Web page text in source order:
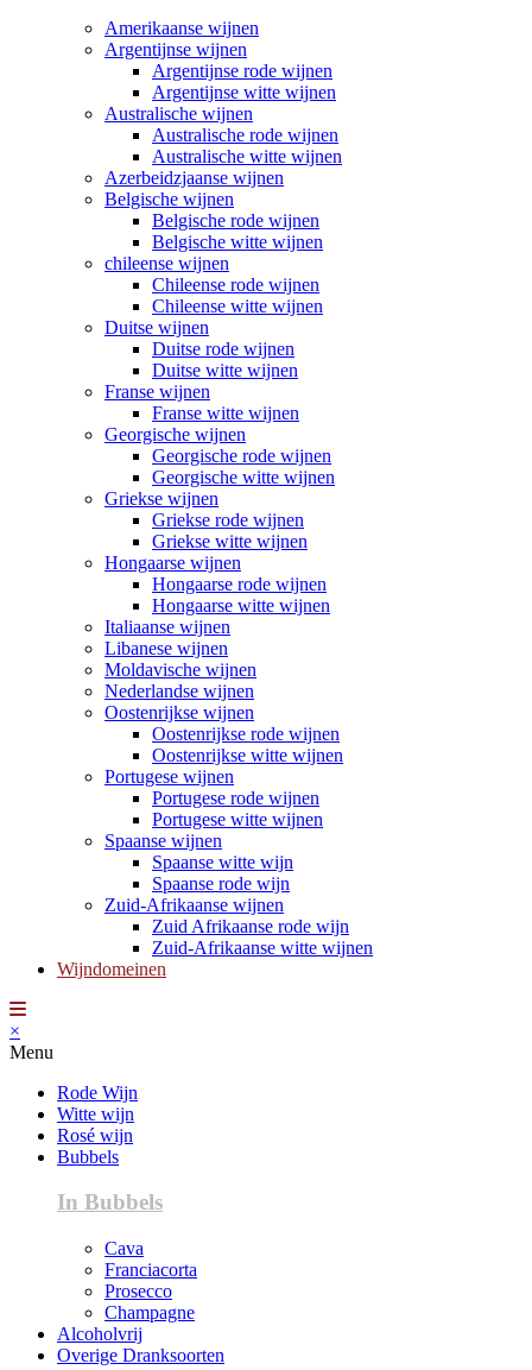
Amerikaanse wijnen
Argentijnse wijnen
Argentijnse rode wijnen
Argentijnse witte wijnen
Australische wijnen
Australische rode wijnen
Australische witte wijnen
Azerbeidzjaanse wijnen
Belgische wijnen
Belgische rode wijnen
Belgische witte wijnen
chileense wijnen
Chileense rode wijnen
Chileense witte wijnen
Duitse wijnen
Duitse rode wijnen
Duitse witte wijnen
Franse wijnen
Franse witte wijnen
Georgische wijnen
Georgische rode wijnen
Georgische witte wijnen
Griekse wijnen
Griekse rode wijnen
Griekse witte wijnen
Hongaarse wijnen
Hongaarse rode wijnen
Hongaarse witte wijnen
Italiaanse wijnen
Libanese wijnen
Moldavische wijnen
Nederlandse wijnen
Oostenrijkse wijnen
Oostenrijkse rode wijnen
Oostenrijkse witte wijnen
Portugese wijnen
Portugese rode wijnen
Portugese witte wijnen
Spaanse wijnen
Spaanse witte wijn
Spaanse rode wijn
Zuid-Afrikaanse wijnen
Zuid Afrikaanse rode wijn
Zuid-Afrikaanse witte wijnen
Wijndomeinen
×
Menu
Rode Wijn
Witte wijn
Rosé wijn
Bubbels
In Bubbels
Cava
Franciacorta
Prosecco
Champagne
Alcoholvrij
Overige Dranksoorten